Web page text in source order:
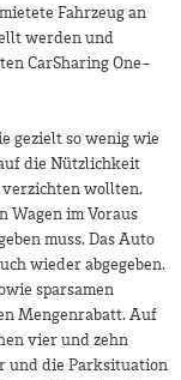
Fahrzeug an
werden und
CarSharing One-
gezielt so wenig wie
die Nützlichkeit
verzichten wollten.
Wagen im Voraus
muss. Das Auto
wieder abgegeben.
sparsamen
Mengenrabatt. Auf
vier und zehn
und die Parksituation